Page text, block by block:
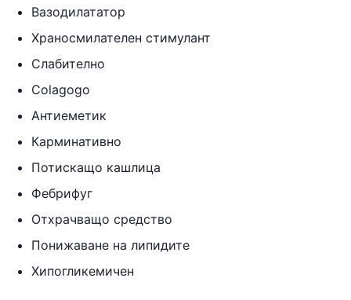
Вазодилататор
Храносмилателен стимулант
Слабително
Colagogo
Антиеметик
Карминативно
Потискащо кашлица
Фебрифуг
Отхрачващо средство
Понижаване на липидите
Хипогликемичен